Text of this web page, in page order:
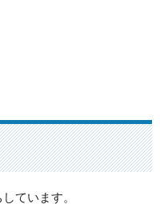
ています。